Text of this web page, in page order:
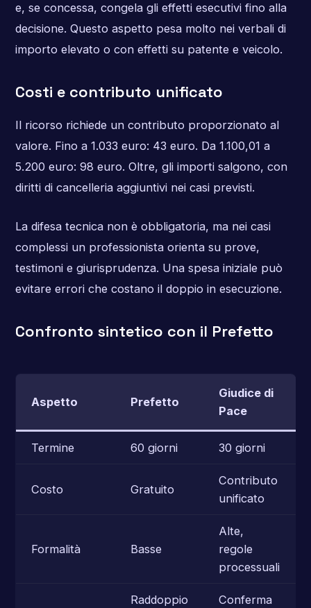
e, se concessa, congela gli effetti esecutivi fino alla
decisione. Questo aspetto pesa molto nei verbali di
importo elevato o con effetti su patente e veicolo.
Costi e contributo unificato
Il ricorso richiede un contributo proporzionato al
valore. Fino a 1.033 euro: 43 euro. Da 1.100,01 a
5.200 euro: 98 euro. Oltre, gli importi salgono, con
diritti di cancelleria aggiuntivi nei casi previsti.
La difesa tecnica non è obbligatoria, ma nei casi
complessi un professionista orienta su prove,
testimoni e giurisprudenza. Una spesa iniziale può
evitare errori che costano il doppio in esecuzione.
Confronto sintetico con il Prefetto
Aspetto Prefetto
Giudice di
Pace
Termine 60 giorni 30 giorni
Costo Gratuito
Contributo
unificato
Formalità Basse
Alte,
regole
processuali
Raddoppio
Conferma